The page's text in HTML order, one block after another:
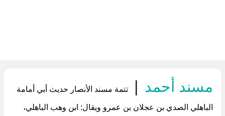
مسند أحمد |
تتمة مسند الأنصار حديث أبي أمامة
الباهلي الصدي بن عجلان بن عمرو ويقال: ابن وهب الباهلي،